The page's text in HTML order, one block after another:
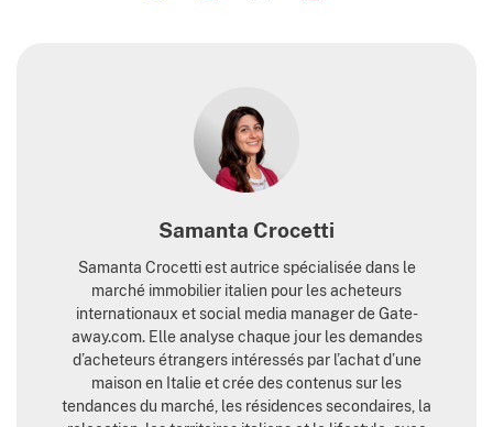
Samanta Crocetti
Samanta Crocetti est autrice spécialisée dans le
marché immobilier italien pour les acheteurs
internationaux et social media manager de Gate-
away.com. Elle analyse chaque jour les demandes
d’acheteurs étrangers intéressés par l’achat d’une
maison en Italie et crée des contenus sur les
tendances du marché, les résidences secondaires, la